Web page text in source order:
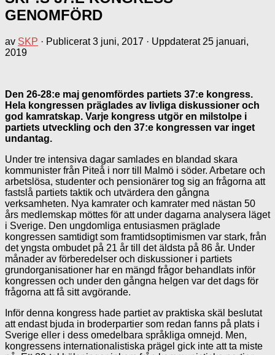
GENOMFÖRD
av SKP · Publicerat3 juni, 2017 · Uppdaterat 25 januari,
2019
Den 26-28:e maj genomfördes partiets 37:e kongress.
Hela kongressen präglades av livliga diskussioner och
god kamratskap. Varje kongress utgör en milstolpe i
partiets utveckling och den 37:e kongressen var inget
undantag.
Under tre intensiva dagar samlades en blandad skara
kommunister från Piteå i norr till Malmö i söder. Arbetare och
arbetslösa, studenter och pensionärer tog sig an frågorna att
fastslå partiets taktik och utvärdera den gångna
verksamheten. Nya kamrater och kamrater med nästan 50
års medlemskap möttes för att under dagarna analysera läget
i Sverige. Den ungdomliga entusiasmen präglade
kongressen samtidigt som framtidsoptimismen var stark, från
det yngsta ombudet på 21 år till det äldsta på 86 år. Under
månader av förberedelser och diskussioner i partiets
grundorganisationer har en mängd frågor behandlats inför
kongressen och under den gångna helgen var det dags för
frågorna att få sitt avgörande.
Inför denna kongress hade partiet av praktiska skäl beslutat
att endast bjuda in broderpartier som redan fanns på plats i
Sverige eller i dess omedelbara språkliga omnejd. Men,
kongressens internationalistiska prägel gick inte att ta miste